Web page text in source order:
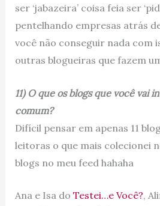
ser ‘jabazeira’ coisa feia ser
pentelhando empresas atrás
você não conseguir nada com
outras blogueiras que fazem
11) O que os blogs que você vai
comum?
Difícil pensar em apenas 11
leitoras o que mais colecionei
blogs no meu feed hahaha
Ana e Isa do Testei…e Você?,